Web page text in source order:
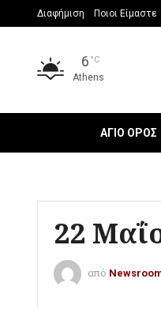
Διαφήμιση Ποιοι Είμαστε
6 °C
Athens
ΑΓΙΟ ΟΡΟΣ
22
από